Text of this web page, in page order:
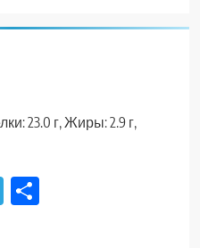
23.0 г, Жиры: 2.9 г,
Telegram